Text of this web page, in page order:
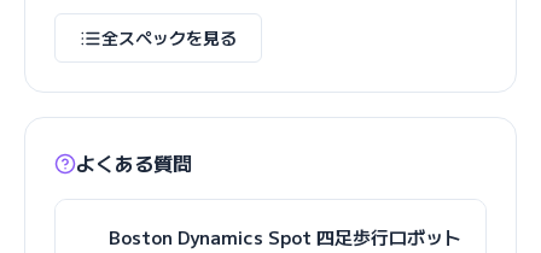
全スペックを見る
よくある質問
Boston Dynamics Spot 四足歩行ロボット